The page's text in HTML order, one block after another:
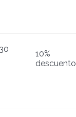
10%
descuento